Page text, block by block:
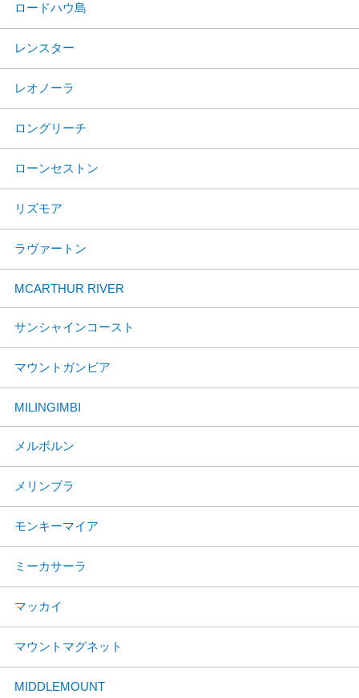
ロードハウ島
レンスター
レオノーラ
ロングリーチ
ローンセストン
リズモア
ラヴァートン
MCARTHUR RIVER
サンシャインコースト
マウントガンビア
MILINGIMBI
メルボルン
メリンブラ
モンキーマイア
ミーカサーラ
マッカイ
マウントマグネット
MIDDLEMOUNT